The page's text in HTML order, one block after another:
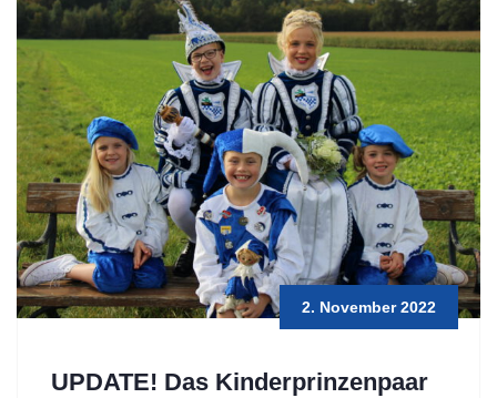
2. November 2022
UPDATE! Das Kinderprinzenpaar